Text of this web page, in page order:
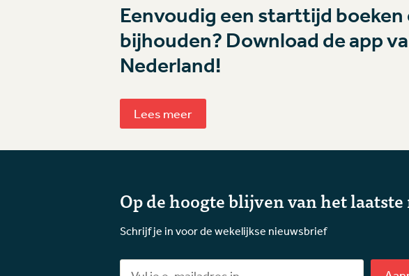
Eenvoudig een starttijd boeken
bijhouden? Download de app
Nederland!
Lees meer
Op de hoogte blijven van het
Schrijf je in voor de wekelijkse nieuwsbrief